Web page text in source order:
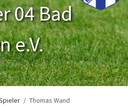
04 Bad
e.V.
Thomas Wand